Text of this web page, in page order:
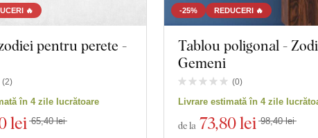
🔥
pentru perete -
(2)
în 4 zile lucrătoare
lei 65,40 lei
-25% REDUCERI 🔥
Tablou poligonal -
Gemeni
(0)
Livrare estimată în 4 zile
de la 73,80 lei 98,40 lei